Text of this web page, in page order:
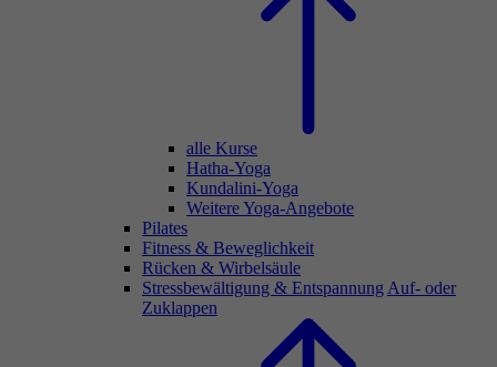
alle Kurse
Hatha-Yoga
Kundalini-Yoga
Weitere Yoga-Angebote
Pilates
Fitness & Beweglichkeit
Rücken & Wirbelsäule
Stressbewältigung & Entspannung Auf- oder
Zuklappen